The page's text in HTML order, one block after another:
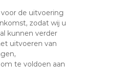
de uitvoering
zodat wij u
kunnen verder
uitvoeren van
te voldoen aan